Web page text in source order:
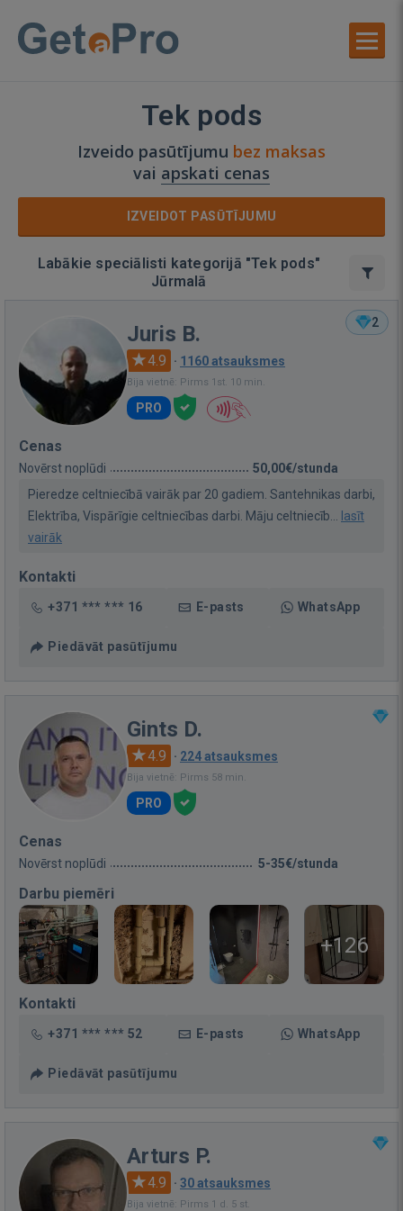
Tek pods
Izveido pasūtījumu bez maksas
vai apskati cenas
IZVEIDOT PASŪTĪJUMU
Labākie speciālisti kategorijā "Tek pods"
Jūrmalā
2
Juris B.
4.9 · 1160 atsauksmes
Bija vietnē: Pirms 1st. 10 min.
PRO
Cenas
Novērst noplūdi
50,00€/stunda
Pieredze celtniecībā vairāk par 20 gadiem. Santehnikas darbi,
Elektrība, Vispārīgie celtniecības darbi. Māju celtniecīb...
lasīt
vairāk
Kontakti
+371 *** *** 16 E-pasts WhatsApp
Piedāvāt pasūtījumu
Gints D.
4.9 · 224 atsauksmes
Bija vietnē: Pirms 58 min.
PRO
Cenas
Novērst noplūdi 5-35€/stunda
Darbu piemēri
+126
Kontakti
+371 *** *** 52 E-pasts WhatsApp
Piedāvāt pasūtījumu
Arturs P.
4.9 · 30 atsauksmes
Bija vietnē: Pirms 1 d. 5 st.